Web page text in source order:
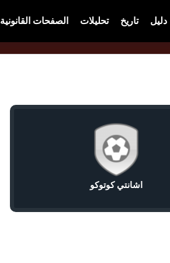
دليل تاريخ تحليلات الصفحات القانونية
اشانتي كوتوكو